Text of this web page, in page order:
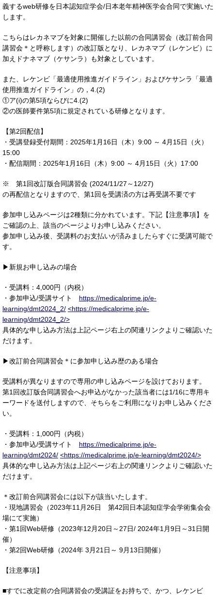
義するweb研修を日本認知症学会/日本老年精神医学会合同で実施いた
します。
こちらはレカネマブを対象に開催した以前の合同講習会（改訂前合同
講習会＊と呼称します）の改訂版となり、レカネマブ（レケンビ）に
加えドナネマブ（ケサンラ）も対象としています。
また、レケンビ「最適使用推進ガイドライン」およびケサンラ「最適
使用推進ガイドライン」の，4.(2)
①ア(i)の第5項ならびに4.(2)
②の医師要件第5項に規定されている研修となります。
【第2回配信】
・受講登録受付期間：2025年1月16日（木）9:00 ～ 4月15日（火）
15:00
・配信期間：2025年1月16日（木）9:00 ～ 4月15日（火）17:00
※ 第1回改訂版合同講習会 (2024/11/27～12/27)
の再配信となりますので、第1回を受講済の方は再受講不要です
参加申し込みページは2種類に分かれています。下記【注意事項】を
ご確認の上、該当のページよりお申し込みください。
参加申し込み後、受講料のお支払いが済みましたらすぐに受講可能で
す。
▶新規お申し込みの場合
・受講料：4,000円（内税）
・参加申込/受講サイト https://medicalprime.jp/e-
learning/dmt2024_2/ <https://medicalprime.jp/e-
learning/dmt2024_2/>
具体的な申し込み方法は上記ページ右上の関連リンクよりご確認いた
だけます。
▶改訂前合同講習会＊に参加申し込み歴のある場合
受講料が異なりますので専用の申し込みページを設けております。
第1回改訂版合同講習会へお申込がなかった該当者には1/16に専用キ
ーワードを送付しますので、そちらをご利用になりお申し込みくださ
い。
・受講料：1,000円（内税）
・参加申込/受講サイト https://medicalprime.jp/e-
learning/dmt2024/ <https://medicalprime.jp/e-learning/dmt2024/>
具体的な申し込み方法は上記ページ右上の関連リンクよりご確認いた
だけます。
＊改訂前合同講習会には以下が該当いたします。
・現地講習会（2023年11月26日 第42回日本認知症学会学術集会会
場にて実施）
・第1回Web研修（2023年12月20日～27日/ 2024年1月9日～31日開
催）
・第2回Web研修（2024年 3月21日～ 9月13日開催）
【注意事項】
■すでに改定前の合同講習会の受講証をお持ちで、かつ、レケンビ